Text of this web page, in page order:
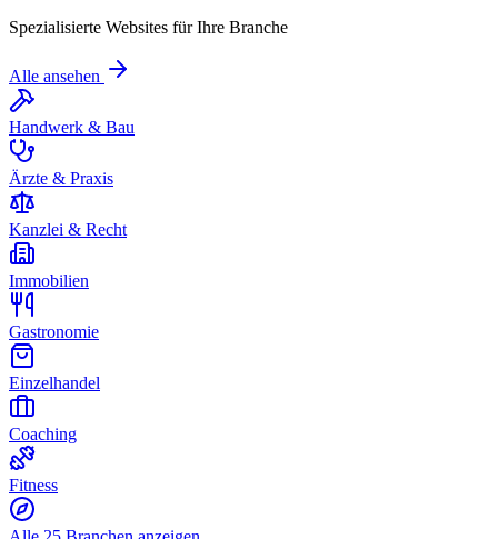
Spezialisierte Websites für Ihre Branche
Alle ansehen
Handwerk & Bau
Ärzte & Praxis
Kanzlei & Recht
Immobilien
Gastronomie
Einzelhandel
Coaching
Fitness